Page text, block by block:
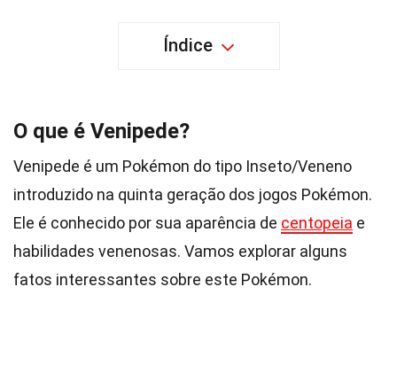
Índice
O que é Venipede?
Venipede é um Pokémon do tipo Inseto/Veneno
introduzido na quinta geração dos jogos Pokémon.
Ele é conhecido por sua aparência de centopeia e
habilidades venenosas. Vamos explorar alguns
fatos interessantes sobre este Pokémon.